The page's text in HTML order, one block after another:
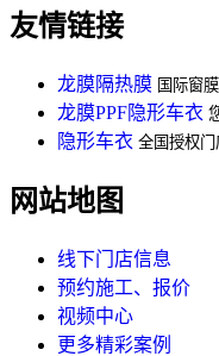
友情链接
龙膜隔热膜 国际窗
龙膜PPF隐形车衣
隐形车衣 全国授权门
网站地图
线下门店信息
预约施工、报价
视频中心
更多精彩案例